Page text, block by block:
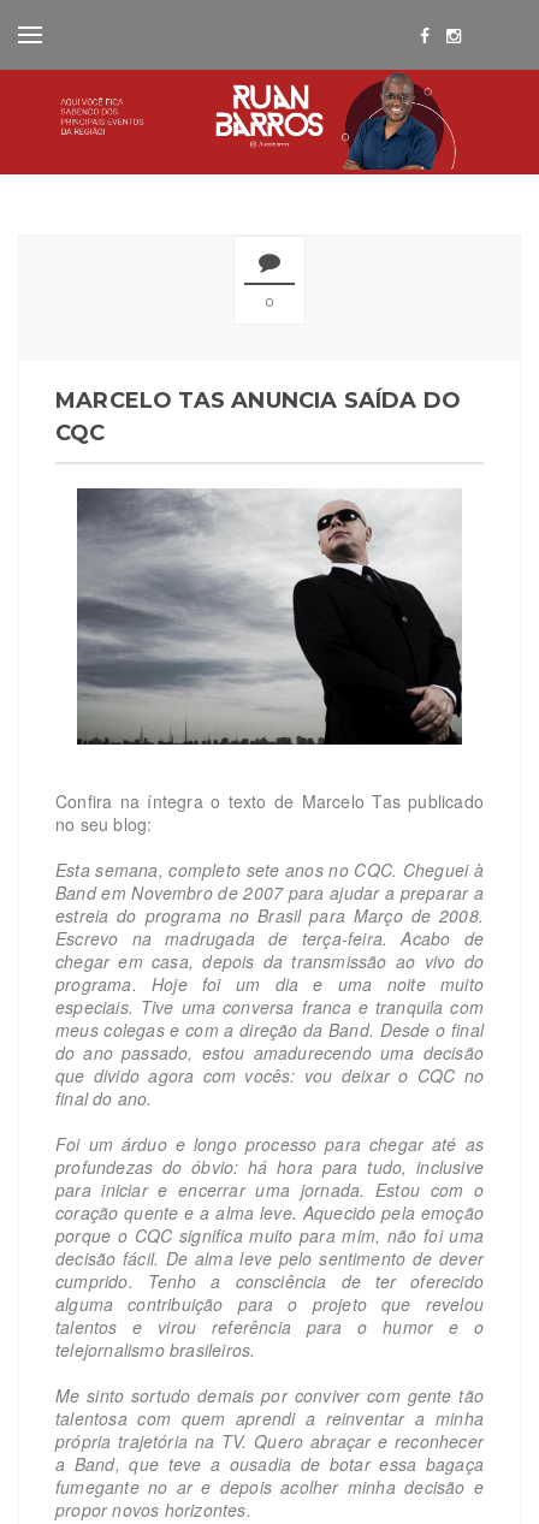
0
MARCELO TAS ANUNCIA SAÍDA DO
CQC
Confira na íntegra o texto de Marcelo Tas publicado
no seu blog:
Esta semana, completo sete anos no CQC. Cheguei à
Band em Novembro de 2007 para ajudar a preparar a
estreia do programa no Brasil para Março de 2008.
Escrevo na madrugada de terça-feira. Acabo de
chegar em casa, depois da transmissão ao vivo do
programa. Hoje foi um dia e uma noite muito
especiais. Tive uma conversa franca e tranquila com
meus colegas e com a direção da Band. Desde o final
do ano passado, estou amadurecendo uma decisão
que divido agora com vocês: vou deixar o CQC no
final do ano.
Foi um árduo e longo processo para chegar até as
profundezas do óbvio: há hora para tudo, inclusive
para iniciar e encerrar uma jornada. Estou com o
coração quente e a alma leve. Aquecido pela emoção
porque o CQC significa muito para mim, não foi uma
decisão fácil. De alma leve pelo sentimento de dever
cumprido. Tenho a consciência de ter oferecido
alguma contribuição para o projeto que revelou
talentos e virou referência para o humor e o
telejornalismo brasileiros.
Me sinto sortudo demais por conviver com gente tão
talentosa com quem aprendi a reinventar a minha
própria trajetória na TV. Quero abraçar e reconhecer
a Band, que teve a ousadia de botar essa bagaça
fumegante no ar e depois acolher minha decisão e
propor novos horizontes.